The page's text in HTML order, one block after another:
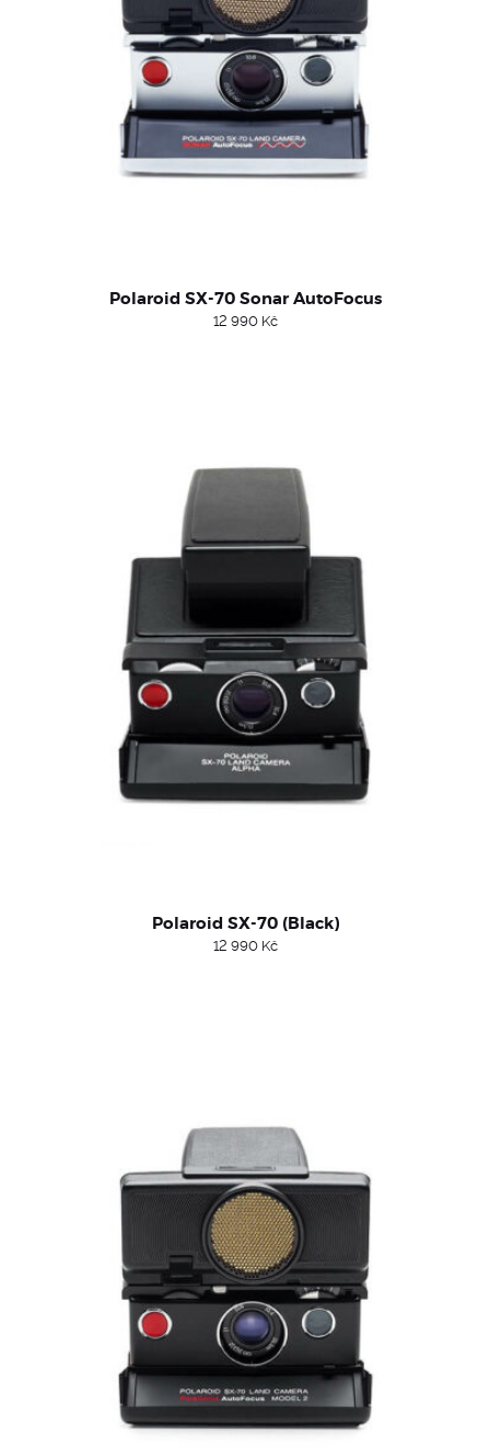
Polaroid SX-70 Sonar AutoFocus
12 990 Kč
Polaroid SX-70 (Black)
12 990 Kč